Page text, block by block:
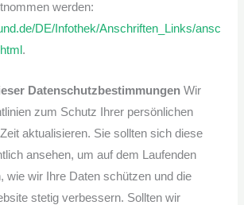
werden:
DE/Infothek/Anschriften_Links/ansc
.
Datenschutzbestimmungen Wir
zum Schutz Ihrer persönlichen
aktualisieren. Sie sollten sich diese
ansehen, um auf dem Laufenden
wie wir Ihre Daten schützen und die
stetig verbessern. Sollten wir